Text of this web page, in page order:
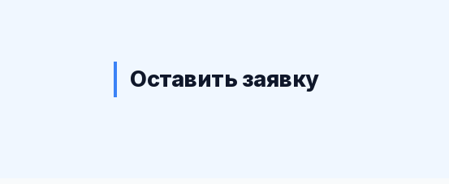
Оставить заявку